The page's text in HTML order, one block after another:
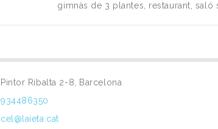
gimnàs de 3 plantes, restaurant, saló
Pintor Ribalta 2-8, Barcelona
934486350
cel@laieta.cat